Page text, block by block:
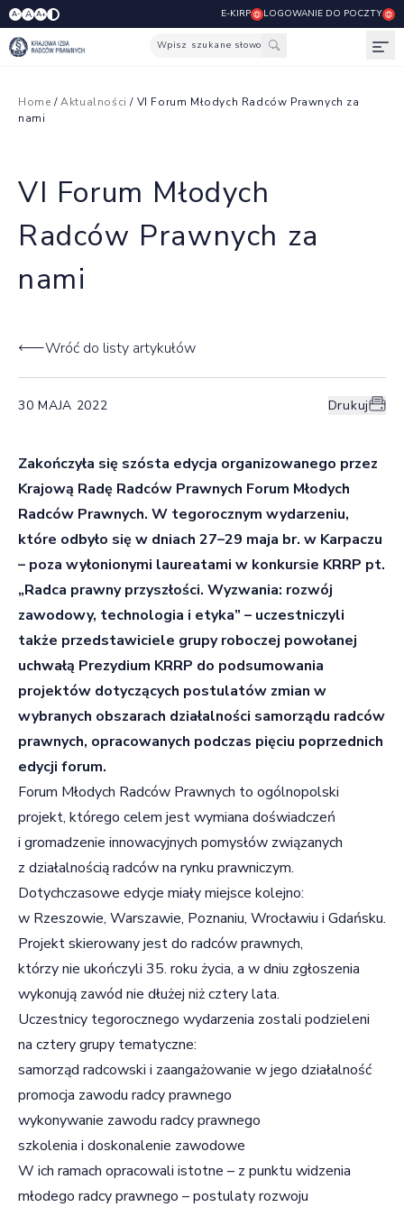
A- A A+ E-KIRP LOGOWANIE DO POCZTY
Wpisz szukane słowo
Home /Aktualności / VI Forum Młodych Radców Prawnych za
nami
VI Forum Młodych
Radców Prawnych za
nami
Wróć do listy artykułów
30 MAJA 2022 Drukuj
Zakończyła się szósta edycja organizowanego przez
Krajową Radę Radców Prawnych Forum Młodych
Radców Prawnych. W tegorocznym wydarzeniu,
które odbyło się w dniach 27–29 maja br. w Karpaczu
– poza wyłonionymi laureatami w konkursie KRRP pt.
„Radca prawny przyszłości. Wyzwania: rozwój
zawodowy, technologia i etyka” – uczestniczyli
także przedstawiciele grupy roboczej powołanej
uchwałą Prezydium KRRP do podsumowania
projektów dotyczących postulatów zmian w
wybranych obszarach działalności samorządu radców
prawnych, opracowanych podczas pięciu poprzednich
edycji forum.
Forum Młodych Radców Prawnych to ogólnopolski
projekt, którego celem jest wymiana doświadczeń
i gromadzenie innowacyjnych pomysłów związanych
z działalnością radców na rynku prawniczym.
Dotychczasowe edycje miały miejsce kolejno:
w Rzeszowie, Warszawie, Poznaniu, Wrocławiu i Gdańsku.
Projekt skierowany jest do radców prawnych,
którzy nie ukończyli 35. roku życia, a w dniu zgłoszenia
wykonują zawód nie dłużej niż cztery lata.
Uczestnicy tegorocznego wydarzenia zostali podzieleni
na cztery grupy tematyczne:
samorząd radcowski i zaangażowanie w jego działalność
promocja zawodu radcy prawnego
wykonywanie zawodu radcy prawnego
szkolenia i doskonalenie zawodowe
W ich ramach opracowali istotne – z punktu widzenia
młodego radcy prawnego – postulaty rozwoju